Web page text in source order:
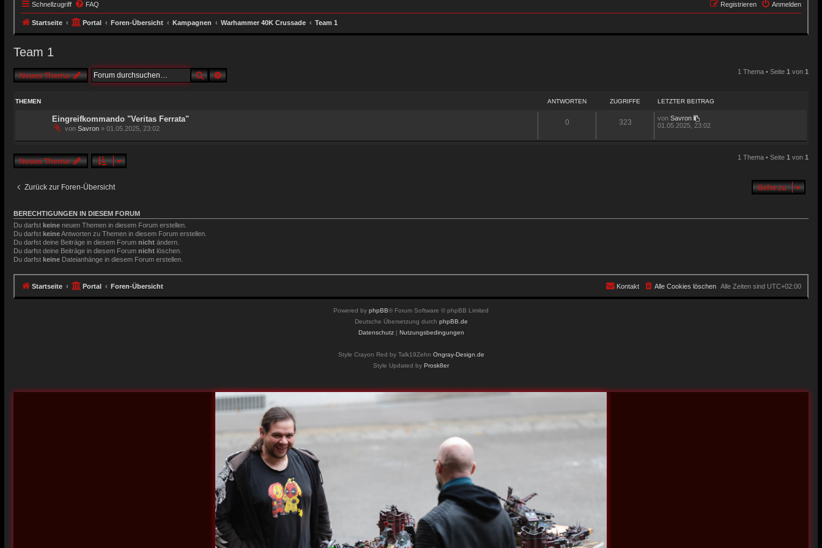
Schnellzugriff FAQ Anmelden
Registrieren
Startseite Portal Foren-Übersicht Kampagnen Warhammer 40K Crussade Team 1
Team 1
Neues Thema SucheErweiterte Suche 1 Thema • Seite 1 von 1
THEMEN ANTWORTEN ZUGRIFFE LETZTER BEITRAG
Eingreifkommando "Veritas Ferrata"
von Savron » 01.05.2025, 23:02
0 323 von Savron
01.05.2025, 23:02
Neues Thema 1 Thema • Seite 1 von 1
Zurück zur Foren-Übersicht Gehe zu
BERECHTIGUNGEN IN DIESEM FORUM
Du darfst keine neuen Themen in diesem Forum erstellen.
Du darfst keineAntworten zu Themen in diesem Forum erstellen.
Du darfst deine Beiträge in diesem Forum nicht ändern.
Du darfst deine Beiträge in diesem Forum nicht löschen.
Du darfst keine Dateianhänge in diesem Forum erstellen.
Startseite Portal Foren-Übersicht Alle Zeiten sind UTC+02:00
Alle Cookies löschen
Kontakt
Powered by phpBB® Forum Software © phpBB Limited
Deutsche Übersetzung durch phpBB.de
Datenschutz| Nutzungsbedingungen
Style Crayon Red by Talk19Zehn Ongray-Design.de
Style Updated by Prosk8er